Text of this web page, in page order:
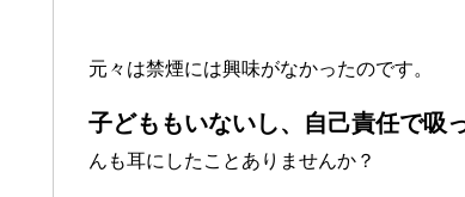
元々は禁煙には興味がなかったのです。
子どももいないし、自己責任で吸
んも耳にしたことありませんか？